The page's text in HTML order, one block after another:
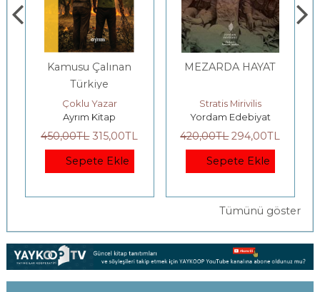
Al Hammond, Robert Kates, Rob Swart
Kamusu Çalınan
Türkiye
Çoklu Yazar
Ayrım Kitap
450,00TL 315,00TL
Sepete Ekle
MEZARDA HAYAT
Stratis Mirivilis
Yordam Edebiyat
420,00TL 294,00TL
Sepete Ekle
Tümünü göster